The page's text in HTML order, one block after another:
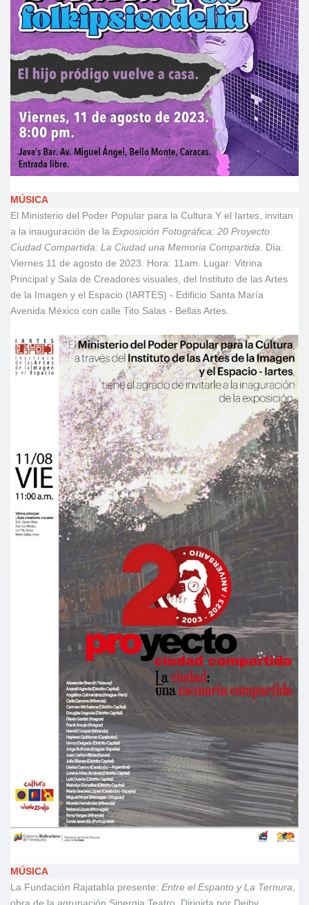
MÚSICA
El Ministerio del Poder Popular para la Cultura Y el Iartes, invitan
a la inauguración de la Exposición Fotográfica: 20 Proyecto
Ciudad Compartida: La Ciudad una Memoria Compartida. Día:
Viernes 11 de agosto de 2023. Hora: 11am. Lugar: Vitrina
Principal y Sala de Creadores visuales, del Instituto de las Artes
de la Imagen y el Espacio (IARTES) - Edificio Santa María
Avenida México con calle Tito Salas - Bellas Artes.
MÚSICA
La Fundación Rajatabla presente: Entre el Espanto y La Ternura,